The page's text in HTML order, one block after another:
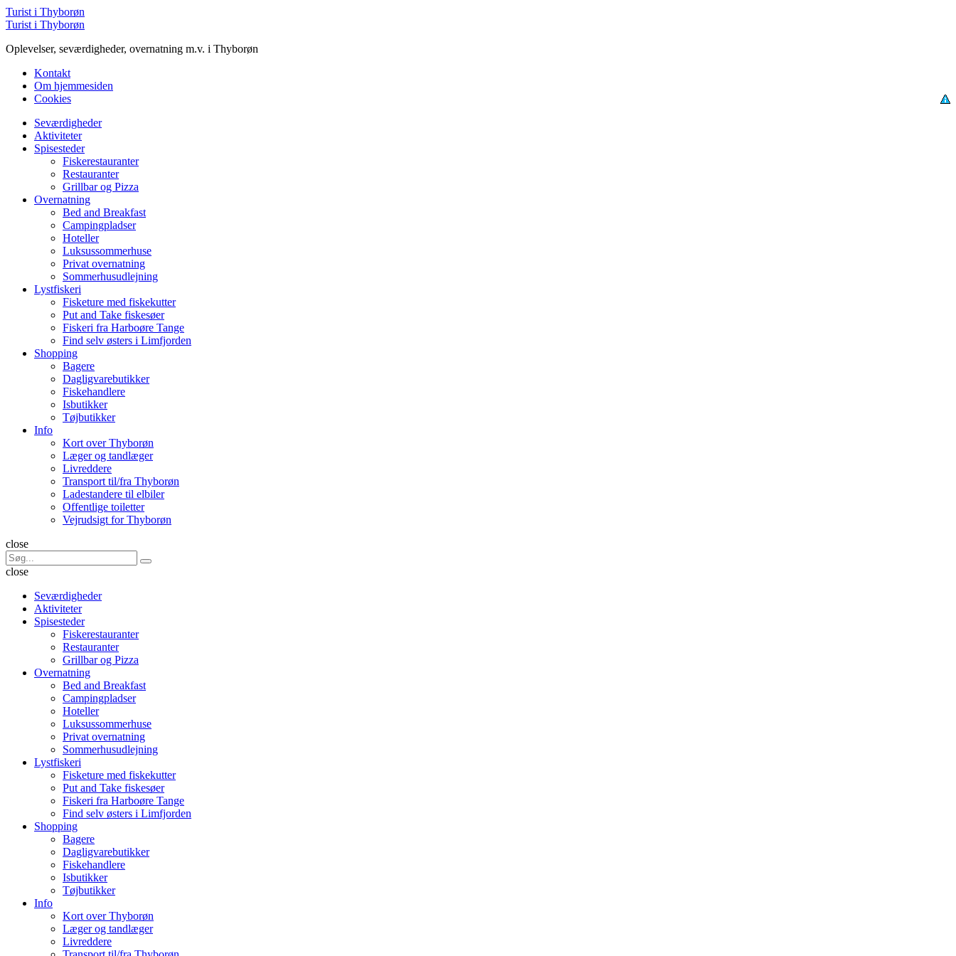
Menu
Turist i Thyborøn
Søg
Turist i Thyborøn
Oplevelser, seværdigheder, overnatning m.v. i Thyborøn
Kontakt
Om hjemmesiden
Cookies
Menu
Seværdigheder
Aktiviteter
Spisesteder
Fiskerestauranter
Restauranter
Grillbar og Pizza
Overnatning
Bed and Breakfast
Campingpladser
Hoteller
Luksussommerhuse
Privat overnatning
Sommerhusudlejning
Lystfiskeri
Fisketure med fiskekutter
Put and Take fiskesøer
Fiskeri fra Harboøre Tange
Find selv østers i Limfjorden
Shopping
Bagere
Dagligvarebutikker
Fiskehandlere
Isbutikker
Tøjbutikker
Info
Kort over Thyborøn
Læger og tandlæger
Livreddere
Transport til/fra Thyborøn
Ladestandere til elbiler
Offentlige toiletter
Vejrudsigt for Thyborøn
Søg
close
Search
for:
Søg
close
Seværdigheder
Aktiviteter
Spisesteder
Fiskerestauranter
Restauranter
Grillbar og Pizza
Overnatning
Bed and Breakfast
Campingpladser
Hoteller
Luksussommerhuse
Privat overnatning
Sommerhusudlejning
Lystfiskeri
Fisketure med fiskekutter
Put and Take fiskesøer
Fiskeri fra Harboøre Tange
Find selv østers i Limfjorden
Shopping
Bagere
Dagligvarebutikker
Fiskehandlere
Isbutikker
Tøjbutikker
Info
Kort over Thyborøn
Læger og tandlæger
Livreddere